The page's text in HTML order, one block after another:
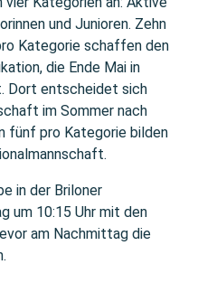
und Junioren. Zehn
Kategorie schaffen den
die Ende Mai in
Dort entscheidet sich
im Sommer nach
fünf pro Kategorie bilden
in der Briloner
um 10:15 Uhr mit den
am Nachmittag die